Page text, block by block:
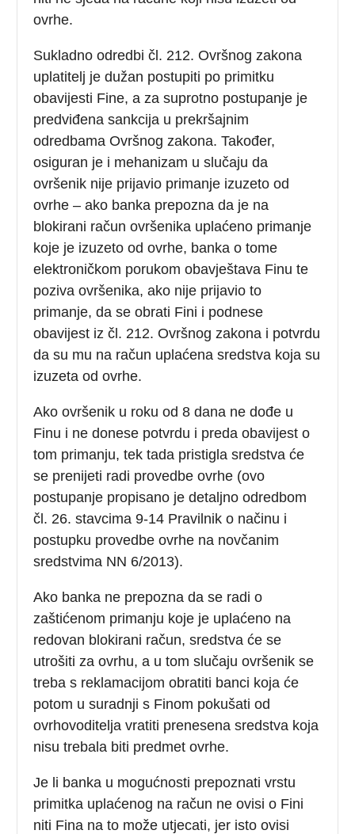
ovrhe.
Sukladno odredbi čl. 212. Ovršnog zakona
uplatitelj je dužan postupiti po primitku
obavijesti Fine, a za suprotno postupanje je
predviđena sankcija u prekršajnim
odredbama Ovršnog zakona. Također,
osiguran je i mehanizam u slučaju da
ovršenik nije prijavio primanje izuzeto od
ovrhe – ako banka prepozna da je na
blokirani račun ovršenika uplaćeno primanje
koje je izuzeto od ovrhe, banka o tome
elektroničkom porukom obavještava Finu te
poziva ovršenika, ako nije prijavio to
primanje, da se obrati Fini i podnese
obavijest iz čl. 212. Ovršnog zakona i potvrdu
da su mu na račun uplaćena sredstva koja su
izuzeta od ovrhe.
Ako ovršenik u roku od 8 dana ne dođe u
Finu i ne donese potvrdu i preda obavijest o
tom primanju, tek tada pristigla sredstva će
se prenijeti radi provedbe ovrhe (ovo
postupanje propisano je detaljno odredbom
čl. 26. stavcima 9-14 Pravilnik o načinu i
postupku provedbe ovrhe na novčanim
sredstvima NN 6/2013).
Ako banka ne prepozna da se radi o
zaštićenom primanju koje je uplaćeno na
redovan blokirani račun, sredstva će se
utrošiti za ovrhu, a u tom slučaju ovršenik se
treba s reklamacijom obratiti banci koja će
potom u suradnji s Finom pokušati od
ovrhovoditelja vratiti prenesena sredstva koja
nisu trebala biti predmet ovrhe.
Je li banka u mogućnosti prepoznati vrstu
primitka uplaćenog na račun ne ovisi o Fini
niti Fina na to može utjecati, jer isto ovisi